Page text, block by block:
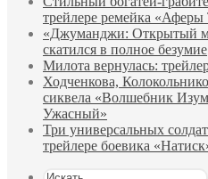
трейлере ремейка «Аферы
«Джуманджи: Открытый
скатился в полное безумие
Милота вернулась:
Ходченкова,
сиквела «Волшебник
Ужасный»
Три универсальных
трейлере боевика